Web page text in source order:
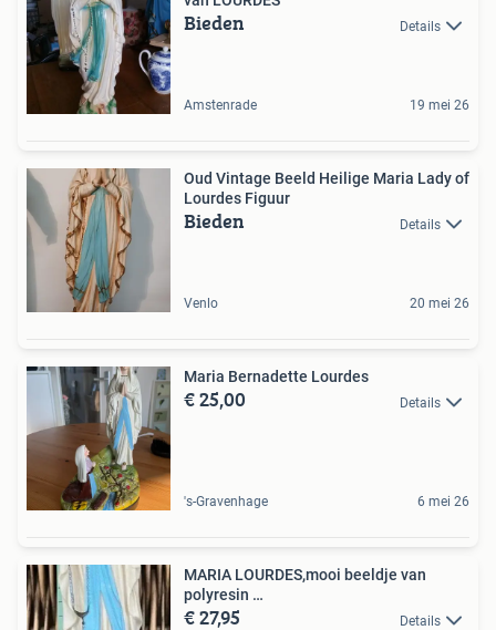
Bieden Details
Amstenrade 19 mei 26
Oud Vintage Beeld Heilige Maria Lady of
Lourdes Figuur
Bieden Details
Venlo 20 mei 26
Maria Bernadette Lourdes
€ 25,00 Details
's-Gravenhage 6 mei 26
MARIA LOURDES,mooi beeldje van
polyresin …
€ 27,95 Details